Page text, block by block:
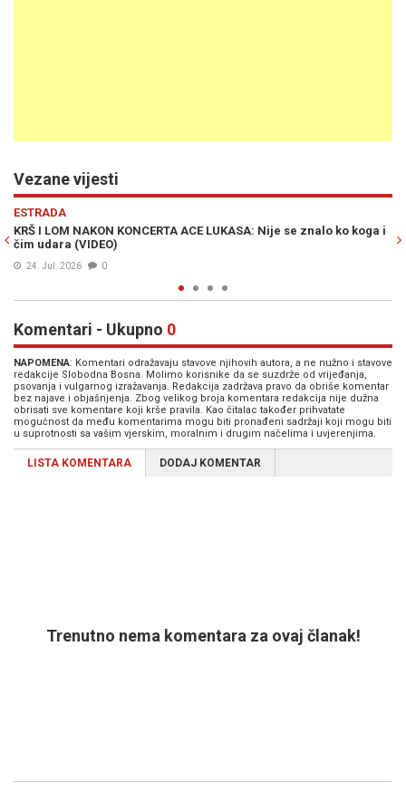
Vezane vijesti
ko koga i
ESTRADA
ACA LUKAS ZAVRŠIO U URGENTNOM CENTRU: Pjevač hitno
hospitalizovan
06. Jun. 2026
Komentari - Ukupno 0
NAPOMENA: Komentari odražavaju stavove njihovih autora, a ne nužno i stavove
redakcije Slobodna Bosna. Molimo korisnike da se suzdrže od vrijeđanja,
psovanja i vulgarnog izražavanja. Redakcija zadržava pravo da obriše komentar
bez najave i objašnjenja. Zbog velikog broja komentara redakcija nije dužna
obrisati sve komentare koji krše pravila. Kao čitalac također prihvatate
mogućnost da među komentarima mogu biti pronađeni sadržaji koji mogu biti
u suprotnosti sa vašim vjerskim, moralnim i drugim načelima i uvjerenjima.
LISTA KOMENTARA DODAJ KOMENTAR
Trenutno nema komentara za ovaj članak!